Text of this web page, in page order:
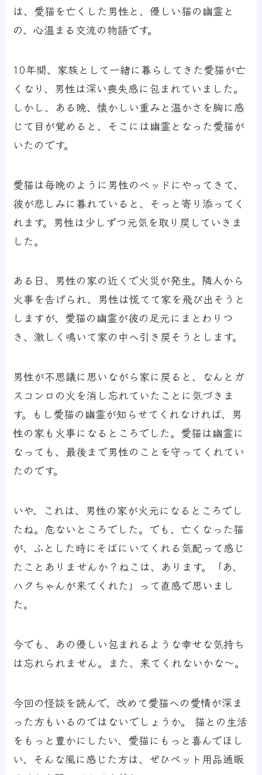
は、愛猫を亡くした男性と、優しい猫の幽霊と
の、心温まる交流の物語です。
10年間、家族として一緒に暮らしてきた愛猫が亡
くなり、男性は深い喪失感に包まれていました。
しかし、ある晩、懐かしい重みと温かさを胸に感
じて目が覚めると、そこには幽霊となった愛猫が
いたのです。
愛猫は毎晩のように男性のベッドにやってきて、
彼が悲しみに暮れていると、そっと寄り添ってく
れます。男性は少しずつ元気を取り戻していきま
した。
ある日、男性の家の近くで火災が発生。隣人から
火事を告げられ、男性は慌てて家を飛び出そうと
しますが、愛猫の幽霊が彼の足元にまとわりつ
き、激しく鳴いて家の中へ引き戻そうとします。
男性が不思議に思いながら家に戻ると、なんとガ
スコンロの火を消し忘れていたことに気づきま
す。もし愛猫の幽霊が知らせてくれなければ、男
性の家も火事になるところでした。愛猫は幽霊に
なっても、最後まで男性のことを守ってくれてい
たのです。
いや、これは、男性の家が火元になるところでし
たね。危ないところでした。でも、亡くなった猫
が、ふとした時にそばにいてくれる気配って感じ
たことありませんか？ねこは、あります。「あ、
ハクちゃんが来てくれた」って直感で思いまし
た。
今でも、あの優しい包まれるような幸せな気持ち
は忘れられません。また、来てくれないかな～。
今回の怪談を読んで、改めて愛猫への愛情が深ま
った方もいるのではないでしょうか。 猫との生活
をもっと豊かにしたい、愛猫にもっと喜んでほし
い、そんな風に感じた方は、ぜひペット用品通販